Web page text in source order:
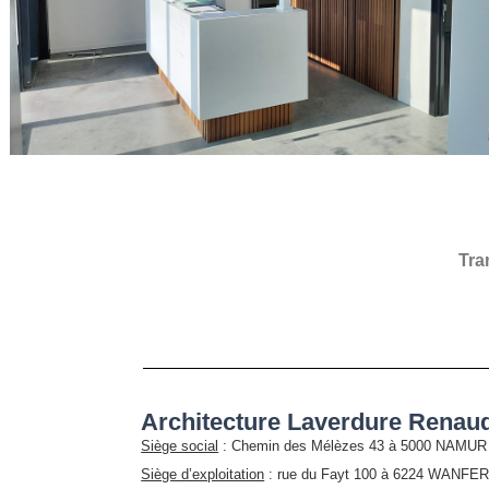
Architecture Laverdure
Siège social : Chemin des Mélèzes 43 à 5000 NAMUR
Siège d’exploitation : rue du Fayt 100 à 6224